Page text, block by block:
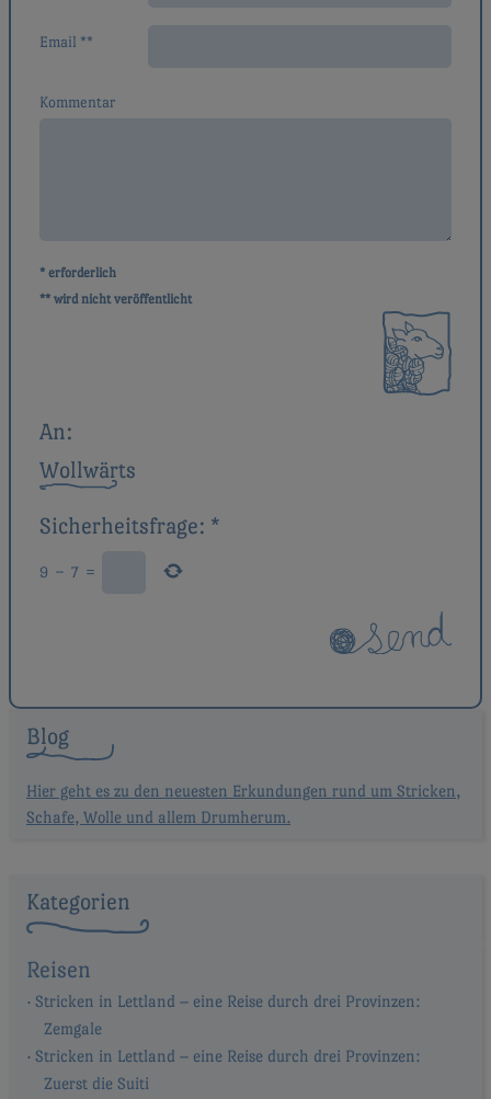
Email **
Kommentar
* erforderlich
** wird nicht veröffentlicht
An:
Wollwärts
Sicherheitsfrage: *
9 − 7 =
Blog
Hier geht es zu den neuesten Erkundungen rund um Stricken,
Schafe, Wolle und allem Drumherum.
Kategorien
Reisen
Stricken in Lettland – eine Reise durch drei Provinzen:
Zemgale
Stricken in Lettland – eine Reise durch drei Provinzen:
Zuerst die Suiti